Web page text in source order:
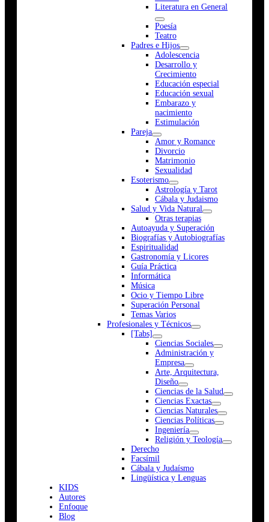
Literatura en General
Poesía
Teatro
Padres e Hijos
Adolescencia
Desarrollo y
Crecimiento
Educación especial
Educación sexual
Embarazo y
nacimiento
Estimulación
Pareja
Amor y Romance
Divorcio
Matrimonio
Sexualidad
Esoterismo
Astrología y Tarot
Cábala y Judaismo
Salud y Vida Natural
Otras terapias
Autoayuda y Superación
Biografías y Autobiografías
Espiritualidad
Gastronomía y Licores
Guía Práctica
Informática
Música
Ocio y Tiempo Libre
Superación Personal
Temas Varios
Profesionales y Técnicos
[Tabs]
Ciencias Sociales
Administración y
Empresa
Arte, Arquitectura,
Diseño
Ciencias de la Salud
Ciencias Exactas
Ciencias Naturales
Ciencias Políticas
Ingeniería
Religión y Teología
Derecho
Facsímil
Cábala y Judaísmo
Lingüística y Lenguas
KIDS
Autores
Enfoque
Blog